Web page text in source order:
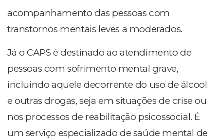
acompanhamento das pessoas com
transtornos mentais leves a moderados.
Já o CAPS é destinado ao atendimento de
pessoas com sofrimento mental grave,
incluindo aquele decorrente do uso de álcool
e outras drogas, seja em situações de crise ou
nos processos de reabilitação psicossocial. É
um serviço especializado de saúde mental de